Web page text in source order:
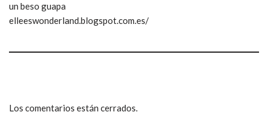
un beso guapa
elleeswonderland.blogspot.com.es/
Los comentarios están cerrados.